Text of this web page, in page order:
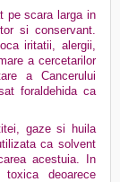
pe scara larga in
si conservant.
iritatii, alergii,
a cercetarilor
a Cancerului
foraldehida ca
gaze si huila
ca solvent
acestuia. In
deoarece